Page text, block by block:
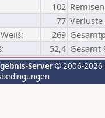
102
77
269
52,4 Gesamt
Server© 2006-2026